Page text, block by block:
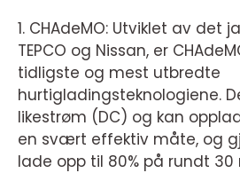
1. CHAdeMO: Utviklet av det
TEPCO og Nissan, er
tidligste og mest utbredte
hurtigladingsteknologiene.
likestrøm (DC) og kan
en svært effektiv måte, og
lade opp til 80% på rundt